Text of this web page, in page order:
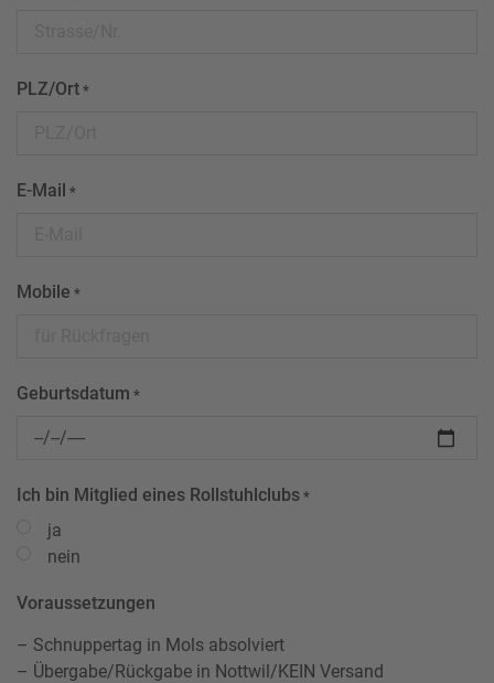
PLZ/Ort *
E-Mail *
Mobile *
Geburtsdatum *
Ich bin Mitglied eines Rollstuhlclubs *
ja
nein
Voraussetzungen
– Schnuppertag in Mols absolviert
– Übergabe/Rückgabe in Nottwil/KEIN Versand